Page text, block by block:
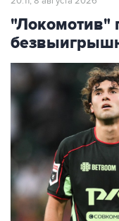
"Локомотив"